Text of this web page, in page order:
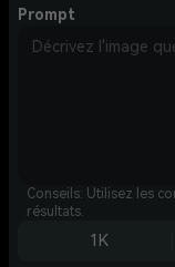
Prompt
Conseils: Utilisez les
résultats.
1K